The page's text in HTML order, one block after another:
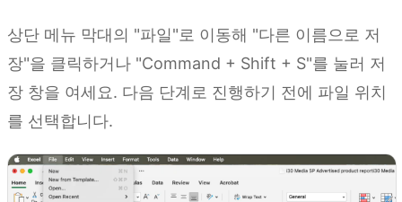
상단 메뉴 막대의 "파일"로 이동해 "다른 이름으로 저
장"을 클릭하거나 "Command + Shift + S"를 눌러 저
장 창을 여세요. 다음 단계로 진행하기 전에 파일 위치
를 선택합니다.